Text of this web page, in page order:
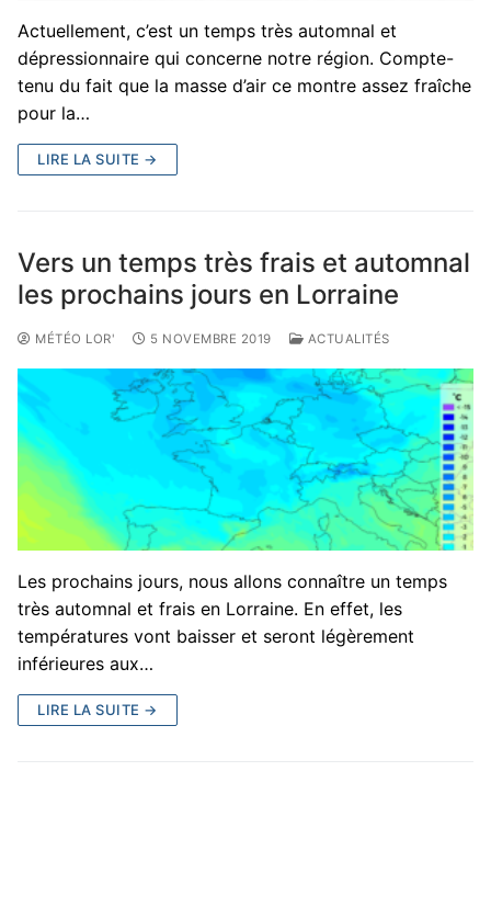
Actuellement, c’est un temps très automnal et
dépressionnaire qui concerne notre région. Compte-
tenu du fait que la masse d’air ce montre assez fraîche
pour la…
LIRE LA SUITE →
Vers un temps très frais et automnal
les prochains jours en Lorraine
MÉTÉO LOR' 5 NOVEMBRE 2019 ACTUALITÉS
Les prochains jours, nous allons connaître un temps
très automnal et frais en Lorraine. En effet, les
températures vont baisser et seront légèrement
inférieures aux…
LIRE LA SUITE →